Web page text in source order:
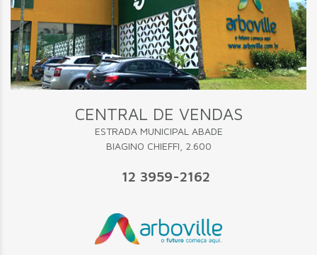
CENTRAL DE VENDAS
ESTRADA MUNICIPAL ABADE
BIAGINO CHIEFFI, 2.600
12 3959-2162